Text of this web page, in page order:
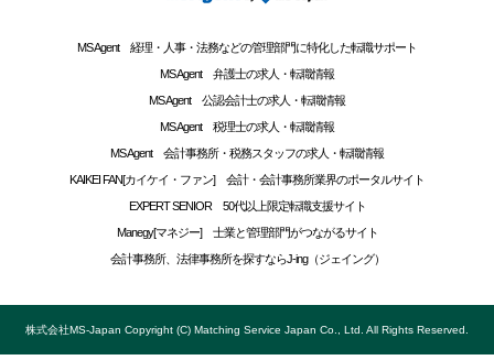
MS Agent 経理・人事・法務などの管理部門に特化した転職サポート
MS Agent 弁護士の求人・転職情報
MS Agent 公認会計士の求人・転職情報
MS Agent 税理士の求人・転職情報
MS Agent 会計事務所・税務スタッフの求人・転職情報
KAIKEI FAN[カイケイ・ファン] 会計・会計事務所業界のポータルサイト
EXPERT SENIOR 50代以上限定転職支援サイト
Manegy[マネジー] 士業と管理部門がつながるサイト
会計事務所、法律事務所を探すならJ-ing（ジェイング）
株式会社MS-Japan Copyright (C) Matching Service Japan Co., Ltd. All Rights Reserved.